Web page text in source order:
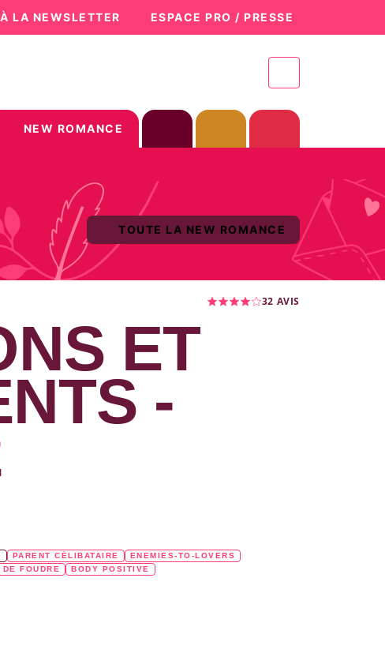
LA NEWSLETTER ESPACE PRO / PRESSE
NEW ROMANCE
TOUTE LA NEW ROMANCE
32 AVIS
ET
-
PARENT CÉLIBATAIRE
ENEMIES-TO-LOVERS
DE FOUDRE BODY POSITIVE